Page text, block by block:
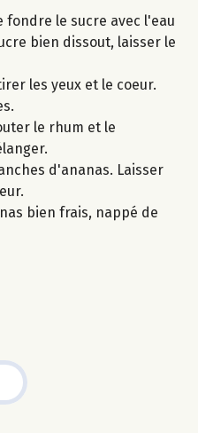
fondre le sucre avec l'eau
bien dissout, laisser le
les yeux et le coeur.
le rhum et le
d'ananas. Laisser
bien frais, nappé de